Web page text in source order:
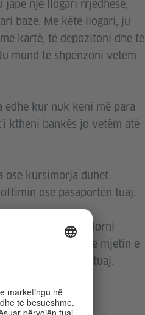
japë një llogari rrjedhëse,
bazë. Me këtë llogari, ju
kartë, të depozitoni dhe të
mund të shpenzoni vetëm
edhe kur nuk keni më para
ktheni bankës jo vetëm atë
ose kursimorja duhet
ose pasaportën tuaj.
ju duhet të përdorni
Me këto letra dhe mjetin e
identitetin tuaj.